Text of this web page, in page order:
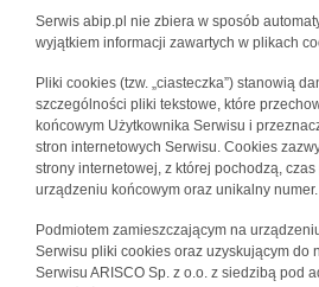
Serwis abip.pl nie zbiera w sposób
wyjątkiem informacji zawartych w plikach
Pliki cookies (tzw. „ciasteczka”) stanowią
szczególności pliki tekstowe, które
końcowym Użytkownika Serwisu i
stron internetowych Serwisu. Cookies
strony internetowej, z której pochodzą,
urządzeniu końcowym oraz unikalny numer.
Podmiotem zamieszczającym na
Serwisu pliki cookies oraz uzyskującym do
Serwisu ARISCO Sp. z o.o. z siedzibą pod